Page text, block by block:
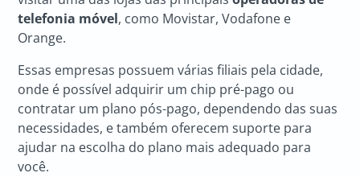
telefonia móvel, como Movistar, Vodafone e
Orange.
Essas empresas possuem várias filiais pela cidade,
onde é possível adquirir um chip pré-pago ou
contratar um plano pós-pago, dependendo das suas
necessidades, e também oferecem suporte para
ajudar na escolha do plano mais adequado para
você.